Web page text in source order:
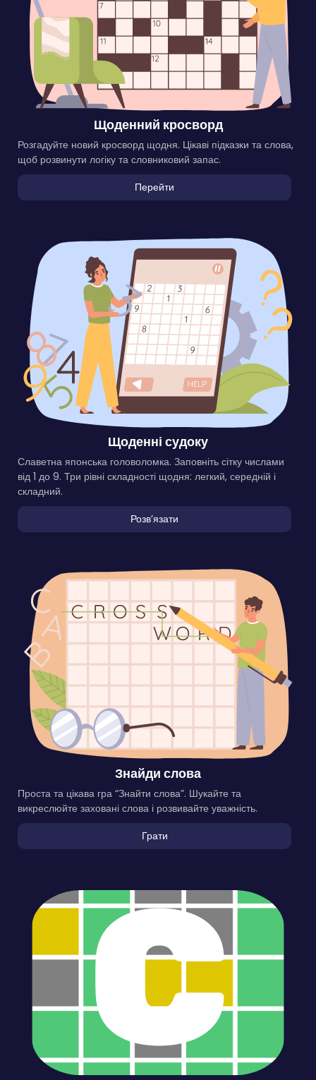
Щоденний кросворд
Розгадуйте новий кросворд щодня. Цікаві підказки та слова,
щоб розвинути логіку та словниковий запас.
Перейти
Щоденні судоку
Славетна японська головоломка. Заповніть сітку числами
від 1 до 9. Три рівні складності щодня: легкий, середній і
складний.
Розвʼязати
Знайди слова
Проста та цікава гра “Знайти слова”. Шукайте та
викреслюйте заховані слова і розвивайте уважність.
Грати